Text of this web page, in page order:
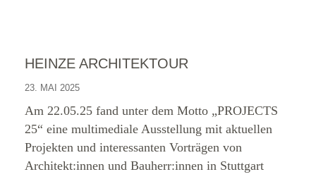
HEINZE ARCHITEKTOUR
23. MAI 2025
Am 22.05.25 fand unter dem Motto „PROJECTS
25“ eine multimediale Ausstellung mit aktuellen
Projekten und interessanten Vorträgen von
Architekt:innen und Bauherr:innen in Stuttgart